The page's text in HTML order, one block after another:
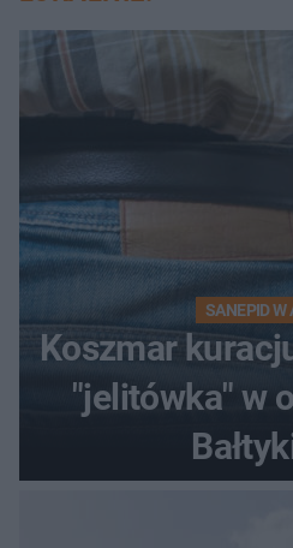
SANEPID W
Koszmar
"jelitówka" w